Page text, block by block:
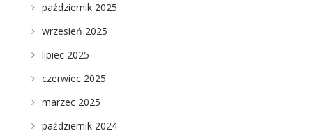
październik 2025
wrzesień 2025
lipiec 2025
czerwiec 2025
marzec 2025
październik 2024